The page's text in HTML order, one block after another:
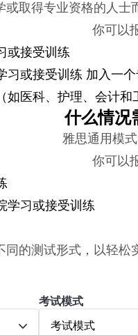
取得专业资格的人士
你可以
或接受训练
习或接受训练 加入一
医科、护理、会计和
什么情况
雅思通用模
你可以
学习或接受训练
同的测试形式，以轻松
考试模式
考试模式